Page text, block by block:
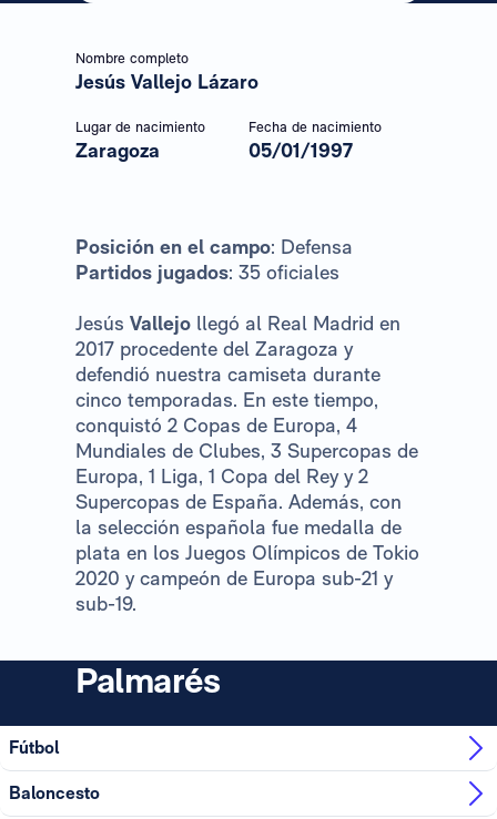
Nombre completo
Jesús Vallejo Lázaro
Lugar de nacimiento
Zaragoza
Fecha de nacimiento
05/01/1997
Posición en el campo: Defensa
Partidos jugados: 35 oficiales
Jesús Vallejo llegó al Real Madrid en
2017 procedente del Zaragoza y
defendió nuestra camiseta durante
cinco temporadas. En este tiempo,
conquistó 2 Copas de Europa, 4
Mundiales de Clubes, 3 Supercopas de
Europa, 1 Liga, 1 Copa del Rey y 2
Supercopas de España. Además, con
la selección española fue medalla de
plata en los Juegos Olímpicos de Tokio
2020 y campeón de Europa sub-21 y
sub-19.
Palmarés
Fútbol
Baloncesto